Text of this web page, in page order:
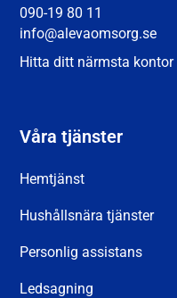
090-19 80 11
info@alevaomsorg.se
Hitta ditt närmsta kontor
Våra tjänster
Hemtjänst
Hushållsnära tjänster
Personlig assistans
Ledsagning